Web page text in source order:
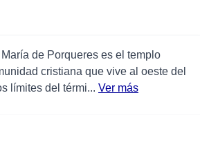
de Porqueres es el templo
cristiana que vive al oeste del
límites del térmi... Ver más